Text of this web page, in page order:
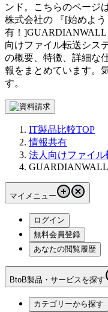
ンド。こちらのページは
株式会社の 『[始めよ
有！]GUARDIANWALL
向けファイル転送シス
の概要、特徴、詳細な
報をまとめています。
す。
IT製品比較TOP
情報共有
法人向けファイル
GUARDIANWALL
マイメニュー
ログイン
無料会員登録
あなたの閲覧履歴
BtoB製品・サービスを探す
カテゴリーから探す